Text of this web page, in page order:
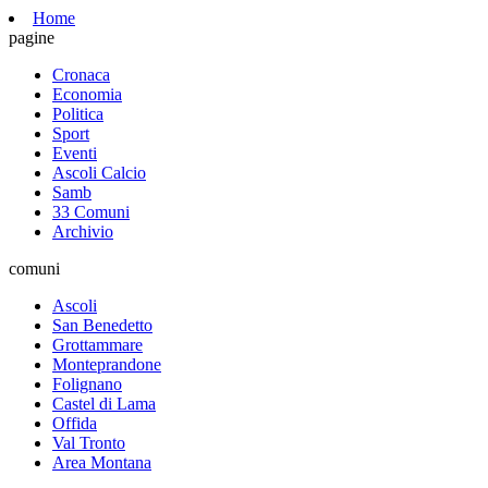
Home
pagine
Cronaca
Economia
Politica
Sport
Eventi
Ascoli Calcio
Samb
33 Comuni
Archivio
comuni
Ascoli
San Benedetto
Grottammare
Monteprandone
Folignano
Castel di Lama
Offida
Val Tronto
Area Montana